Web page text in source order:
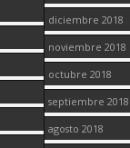
diciembre 2018
noviembre 2018
octubre 2018
septiembre 2018
agosto 2018